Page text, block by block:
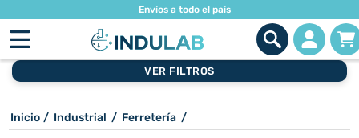
Envíos a todo el país
VER FILTROS
Inicio / Industrial / Ferretería /